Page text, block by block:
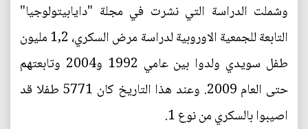
وشملت الدراسة التي نشرت في مجلة "دايابيتولوجيا"
التابعة للجمعية الاوروبية لدراسة مرض السكري، 1,2 مليون
طفل سويدي ولدوا بين عامي 1992 و2004 وتابعتهم
حتى العام 2009. وعند هذا التاريخ كان 5771 طفلا قد
اصيبوا بالسكري من نوع 1.